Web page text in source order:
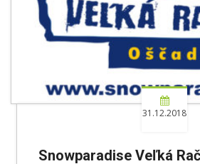
31.12.2018
Snowparadise Veľká